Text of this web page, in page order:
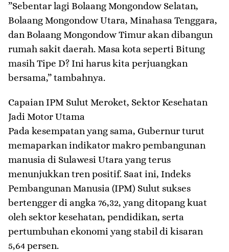
​”Sebentar lagi Bolaang Mongondow Selatan,
Bolaang Mongondow Utara, Minahasa Tenggara,
dan Bolaang Mongondow Timur akan dibangun
rumah sakit daerah. Masa kota seperti Bitung
masih Tipe D? Ini harus kita perjuangkan
bersama,” tambahnya.
​Capaian IPM Sulut Meroket, Sektor Kesehatan
Jadi Motor Utama
​Pada kesempatan yang sama, Gubernur turut
memaparkan indikator makro pembangunan
manusia di Sulawesi Utara yang terus
menunjukkan tren positif. Saat ini, Indeks
Pembangunan Manusia (IPM) Sulut sukses
bertengger di angka 76,32, yang ditopang kuat
oleh sektor kesehatan, pendidikan, serta
pertumbuhan ekonomi yang stabil di kisaran
5,64 persen.